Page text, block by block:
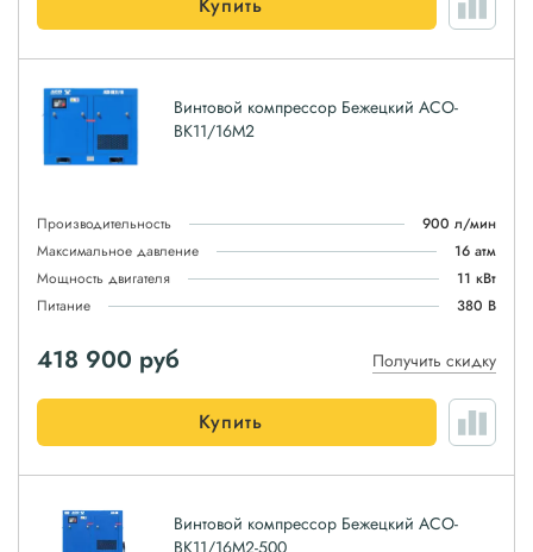
Винтовой компрессор Бежецкий АСО-
ВК11/16М2
Производительность
900 л/мин
Максимальное давление
16 атм
Мощность двигателя
11 кВт
Питание
380 В
418 900 руб Получить скидку
Купить
Винтовой компрессор Бежецкий АСО-
ВК11/16М2-500